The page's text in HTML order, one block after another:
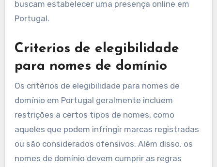
buscam estabelecer uma presença online em
Portugal.
Criterios de elegibilidade
para nomes de domínio
Os critérios de elegibilidade para nomes de
domínio em Portugal geralmente incluem
restrições a certos tipos de nomes, como
aqueles que podem infringir marcas registradas
ou são considerados ofensivos. Além disso, os
nomes de domínio devem cumprir as regras